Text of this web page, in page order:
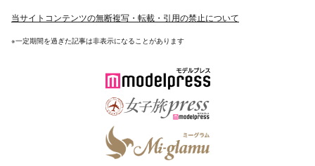
当サイトコンテンツの無断複写・転載・引用の禁止について
※一定期間を過ぎた記事は非表示になることがあります